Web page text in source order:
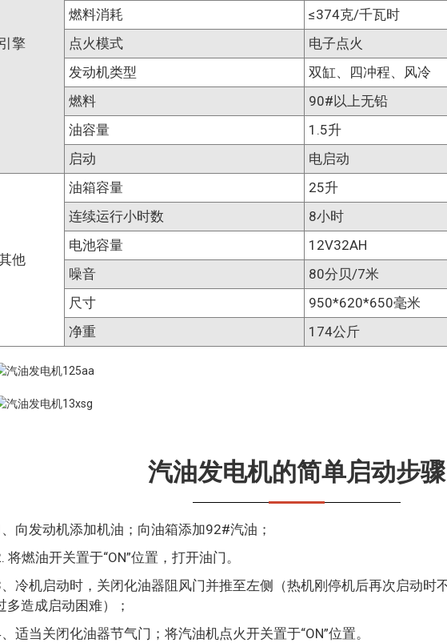
引擎
燃料消耗
≤374克/千瓦时
点火模式
电子点火
发动机类型
双缸、四冲程、风冷
燃料
90#以上无铅
油容量
1.5升
启动
电启动
他
油箱容量
25升
连续运行小时数
8小时
电池容量
12V32AH
噪音
80分贝/7米
尺寸
950*620*650毫米
净重
174公斤
汽油发电机的简单启动步骤
向发动机添加机油；向油箱添加92#汽油；
将燃油开关置于“ON”位置，打开油门。
冷机启动时，关闭化油器阻风门并推至左侧（热机刚停机后再次启动时
多造成启动困难）；
适当关闭化油器节气门；将汽油机点火开关置于“ON”位置。